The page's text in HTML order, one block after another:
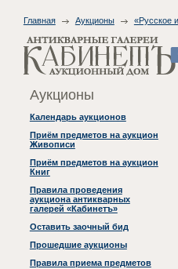
Главная Аукционы «Русское
Аукционы
Календарь аукционов
Приём предметов на аукцион
Живописи
Приём предметов на аукцион
Книг
Правила проведения
аукциона антикварных
галерей «Кабинетъ»
Оставить заочный бид
Прошедшие аукционы
Правила приема предметов